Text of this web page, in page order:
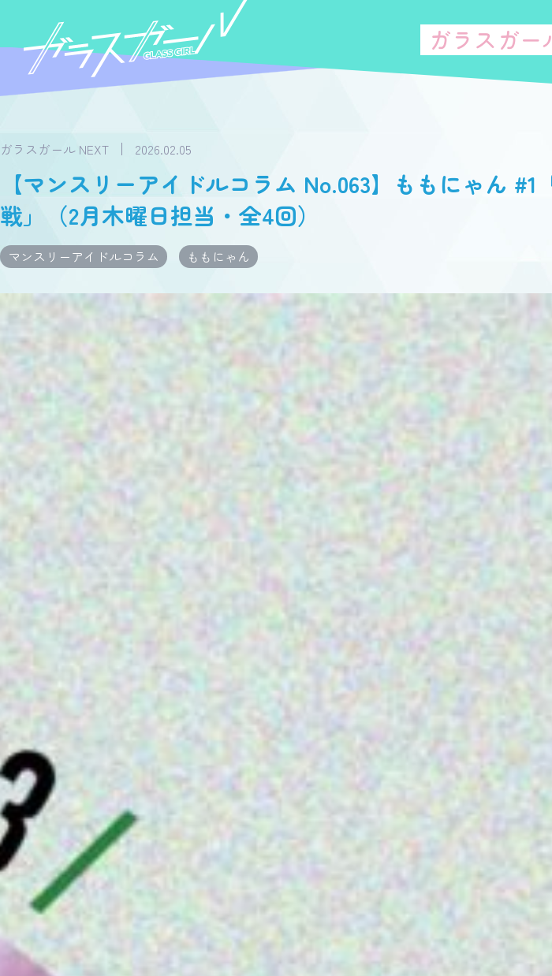
ガラスガー
ガラスガール NEXT 2026.02.05
【マンスリーアイドルコラム No.063】ももにゃん
戦」（2月木曜日担当・全4回）
マンスリーアイドルコラム ももにゃん